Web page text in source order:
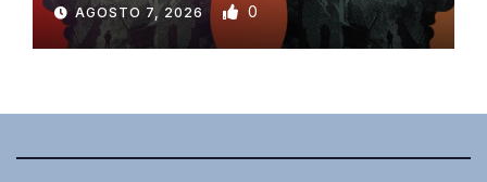
AGOSTO 7, 2026 0